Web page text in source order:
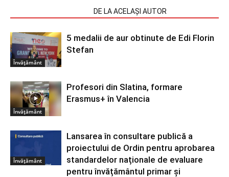
DE LA ACELAȘI AUTOR
Învățământ
5 medalii de aur obtinute de Edi Florin
Stefan
Învățământ
Profesori din Slatina, formare
Erasmus+ în Valencia
Învățământ
Lansarea în consultare publică a
proiectului de Ordin pentru aprobarea
standardelor naționale de evaluare
pentru învățământul primar și